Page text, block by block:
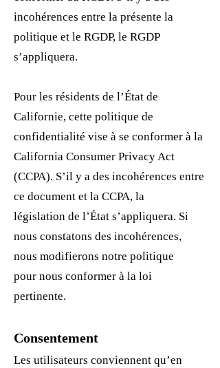
incohérences entre la présente la
politique et le RGDP, le RGDP
s’appliquera.
Pour les résidents de l’État de
Californie, cette politique de
confidentialité vise à se conformer à la
California Consumer Privacy Act
(CCPA). S’il y a des incohérences entre
ce document et la CCPA, la
législation de l’État s’appliquera. Si
nous constatons des incohérences,
nous modifierons notre politique
pour nous conformer à la loi
pertinente.
Consentement
Les utilisateurs conviennent qu’en